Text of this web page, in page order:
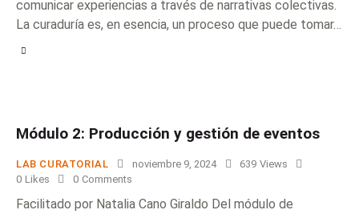
comunicar experiencias a través de narrativas colectivas.
La curaduría es, en esencia, un proceso que puede tomar…
Módulo 2: Producción y gestión de eventos
LAB CURATORIAL noviembre 9, 2024 639 Views
0 Likes 0 Comments
Facilitado por Natalia Cano Giraldo Del módulo de